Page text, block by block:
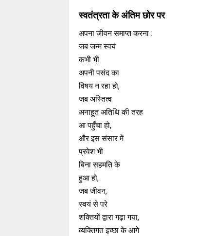
स्वतंत्रता के अंतिम छोर पर
अपना जीवन समाप्त करना :
जब जन्म स्वयं
कभी भी
अपनी पसंद का
विषय न रहा हो,
जब अस्तित्व
अनाहूत अतिथि की तरह
आ पहुँचा हो,
और इस संसार में
प्रवेश भी
बिना सहमति के
हुआ हो,
जब जीवन,
स्वयं से परे
शक्तियों द्वारा गढ़ा गया,
व्यक्तिगत इच्छा के आगे